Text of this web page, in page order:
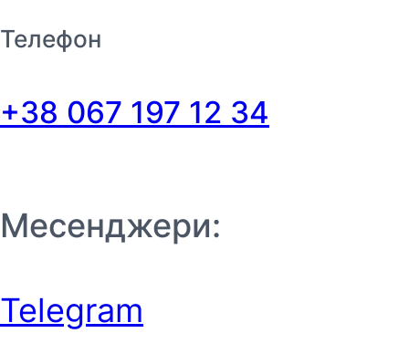
Телефон
+38 067 197 12 34
Месенджери:
Telegram